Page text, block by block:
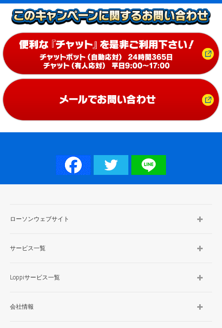
ローソンウェブサイト
サービス一覧
Loppiサービス一覧
会社情報